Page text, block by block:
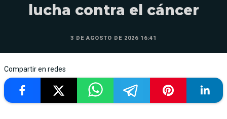
lucha contra el cáncer
3 DE AGOSTO DE 2026 16:41
Compartir en redes